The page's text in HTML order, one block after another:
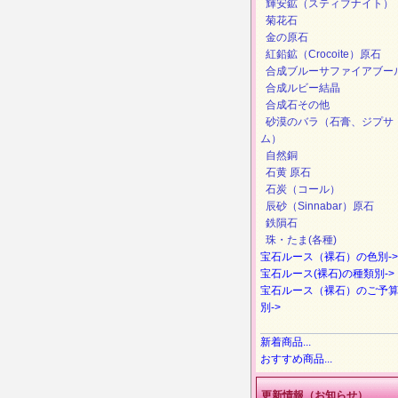
輝安鉱（スティブナイト）
菊花石
金の原石
紅鉛鉱（Crocoite）原石
合成ブルーサファイアブー
合成ルビー結晶
合成石その他
砂漠のバラ（石膏、ジプサ
ム）
自然銅
石黄 原石
石炭（コール）
辰砂（Sinnabar）原石
鉄隕石
珠・たま(各種)
宝石ルース（裸石）の色別->
宝石ルース(裸石)の種類別->
宝石ルース（裸石）のご予算
別->
新着商品...
おすすめ商品...
更新情報（お知らせ）